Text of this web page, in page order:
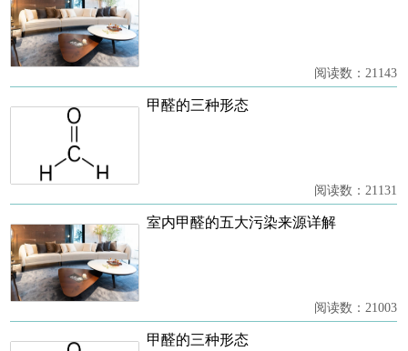
阅读数：21143
甲醛的三种形态
阅读数：21131
室内甲醛的五大污染来源详解
阅读数：21003
甲醛的三种形态